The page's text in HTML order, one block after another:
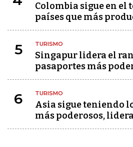
Colombia sigue en el
países que más
5 TURISMO
Singapur lidera el
pasaportes más
6 TURISMO
Asia sigue teniendo
más poderosos,